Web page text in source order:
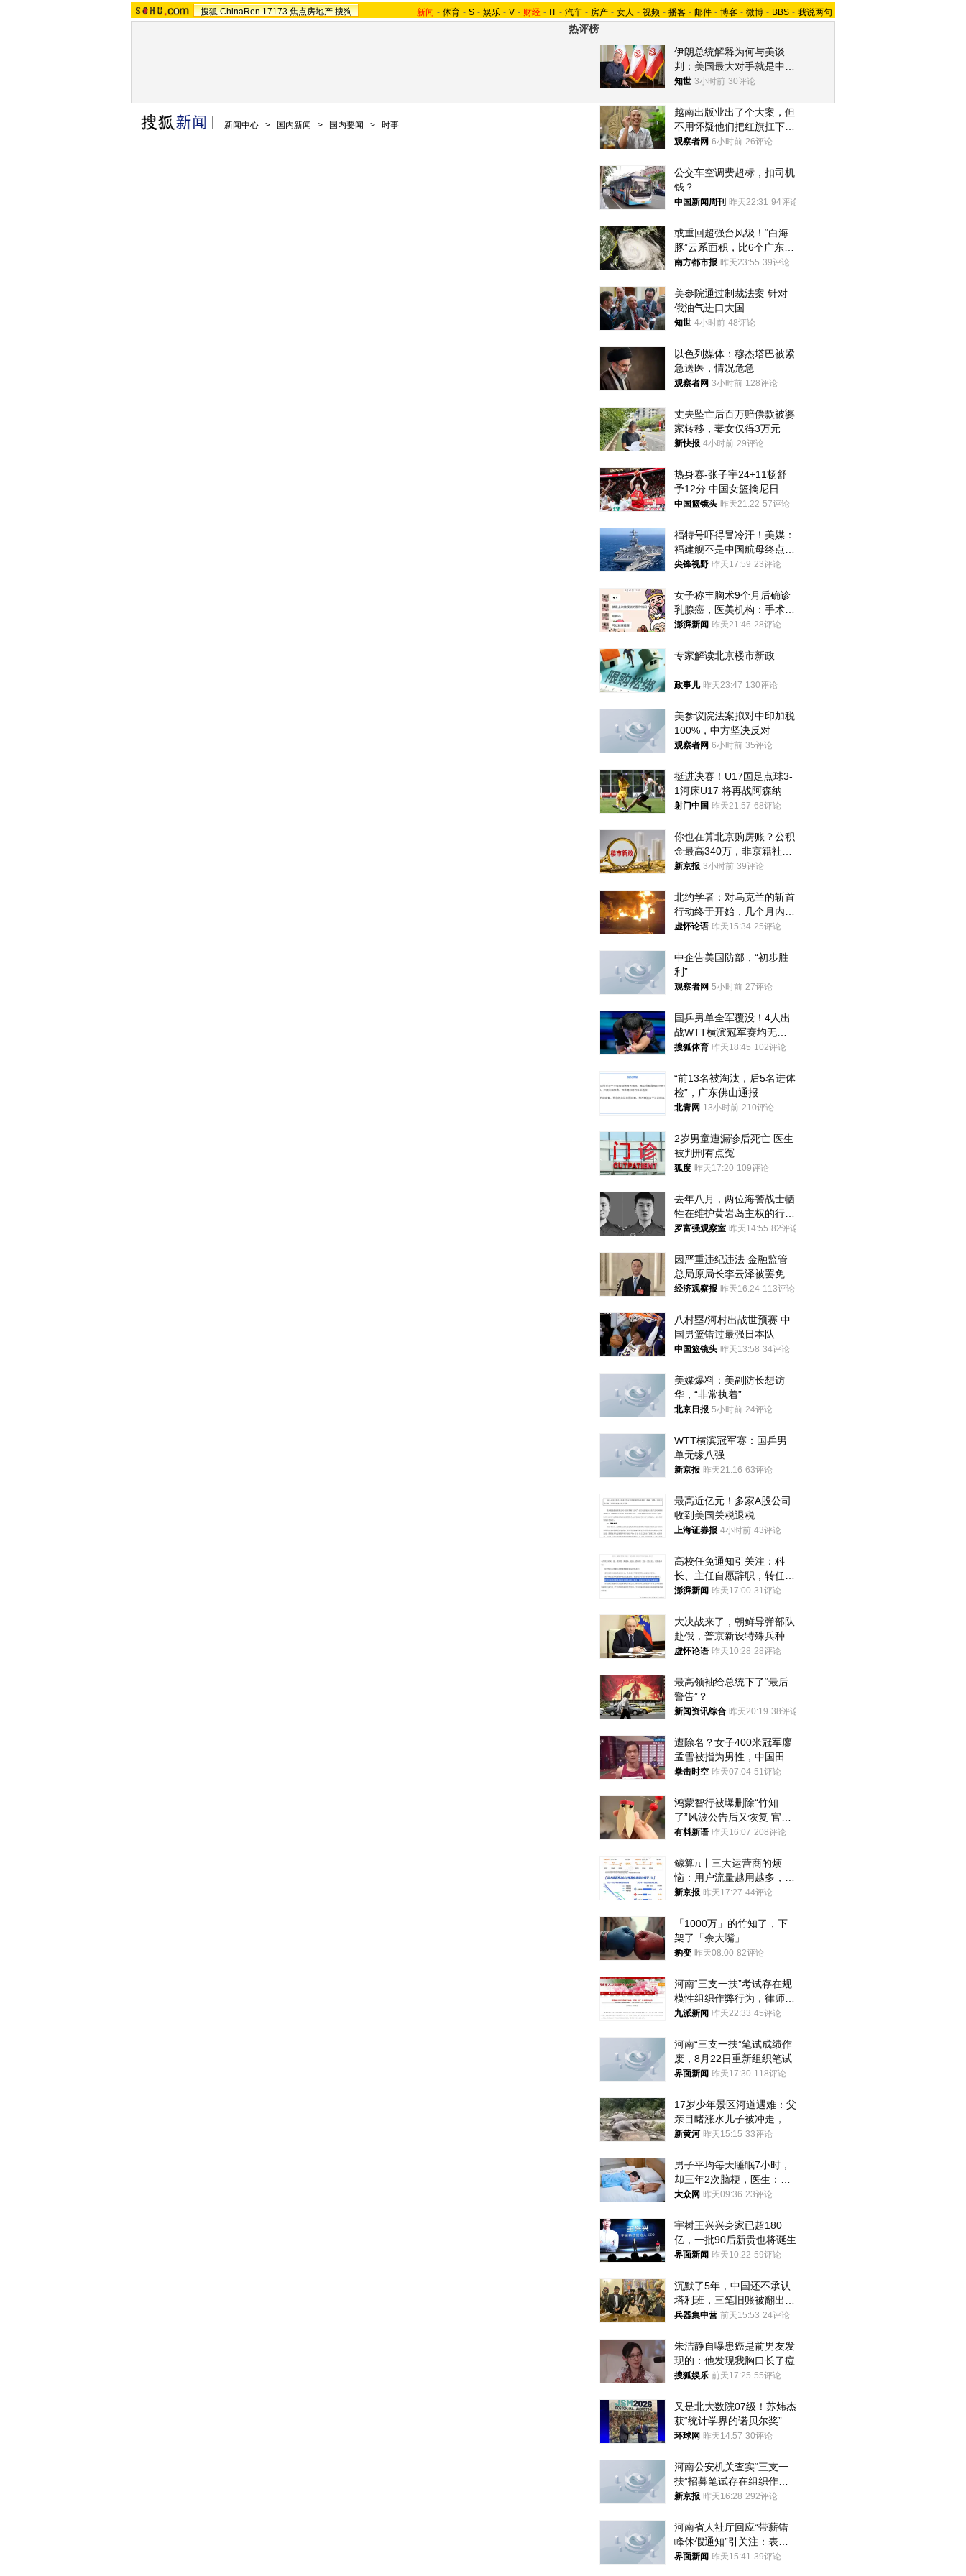
搜狐 ChinaRen 17173 焦点房地产 搜狗 新闻 - 体育 - S - 娱乐 - V - 财经 - IT - 汽车 - 房产 - 女人 - 视频 - 播客 - 邮件 - 博客 - 微博 - BBS - 我说两句
热评榜
伊朗总统解释为何与美谈
判：美国最大对手就是中
国，但他们也在对话
知世 3小时前 30评论
越南出版业出了个大案，但
不用怀疑他们把红旗扛下去
的决心
观察者网 6小时前 26评论
公交车空调费超标，扣司机
钱？
中国新闻周刊 昨天22:31 94评论
或重回超强台风级！“白海
豚”云系面积，比6个广东还
大！深圳官方：注意这件事
南方都市报 昨天23:55 39评论
美参院通过制裁法案 针对
俄油气进口大国
知世 4小时前 48评论
以色列媒体：穆杰塔巴被紧
急送医，情况危急
观察者网 3小时前 128评论
丈夫坠亡后百万赔偿款被婆
家转移，妻女仅得3万元
新快报 4小时前 29评论
热身赛-张子宇24+11杨舒
予12分 中国女篮擒尼日利
亚
中国篮镜头 昨天21:22 57评论
福特号吓得冒冷汗！美媒：
福建舰不是中国航母终点，
而是新起点！
尖锋视野 昨天17:59 23评论
女子称丰胸术9个月后确诊
乳腺癌，医美机构：手术不
可能引发癌症，建议走司法
澎湃新闻 昨天21:46 28评论
专家解读北京楼市新政
政事儿 昨天23:47 130评论
美参议院法案拟对中印加税
100%，中方坚决反对
观察者网 6小时前 35评论
挺进决赛！U17国足点球3-
1河床U17 将再战阿森纳
射门中国 昨天21:57 68评论
你也在算北京购房账？公积
金最高340万，非京籍社保
1年
新京报 3小时前 39评论
北约学者：对乌克兰的斩首
行动终于开始，几个月内乌
将投降
虚怀论语 昨天15:34 25评论
中企告美国防部，“初步胜
利”
观察者网 5小时前 27评论
国乒男单全军覆没！4人出
战WTT横滨冠军赛均无缘
八强
搜狐体育 昨天18:45 102评论
“前13名被淘汰，后5名进体
检”，广东佛山通报
北青网 13小时前 210评论
2岁男童遭漏诊后死亡 医生
被判刑有点冤
狐度 昨天17:20 109评论
去年八月，两位海警战士牺
牲在维护黄岩岛主权的行动
中
罗富强观察室 昨天14:55 82评论
因严重违纪违法 金融监管
总局原局长李云泽被罢免全
国人大代表
经济观察报 昨天16:24 113评论
八村塁/河村出战世预赛 中
国男篮错过最强日本队
中国篮镜头 昨天13:58 34评论
美媒爆料：美副防长想访
华，“非常执着”
北京日报 5小时前 24评论
WTT横滨冠军赛：国乒男
单无缘八强
新京报 昨天21:16 63评论
最高近亿元！多家A股公司
收到美国关税退税
上海证券报 4小时前 43评论
高校任免通知引关注：科
长、主任自愿辞职，转任思
政辅导员
澎湃新闻 昨天17:00 31评论
大决战来了，朝鲜导弹部队
赴俄，普京新设特殊兵种，
76岁老将扛旗
虚怀论语 昨天10:28 28评论
最高领袖给总统下了“最后
警告”？
新闻资讯综合 昨天20:19 38评论
遭除名？女子400米冠军廖
孟雪被指为男性，中国田协
默不作声
拳击时空 昨天07:04 51评论
鸿蒙智行被曝删除“竹知
了”风波公告后又恢复 官媒
曾力挺：劝华为要大度的，
有料新语 昨天16:07 208评论
鲸算π丨三大运营商的烦
恼：用户流量越用越多，收
入却越来越少
新京报 昨天17:27 44评论
「1000万」的竹知了，下
架了「余大嘴」
豹变 昨天08:00 82评论
河南“三支一扶”考试存在规
模性组织作弊行为，律师：
涉嫌非法获取国家秘密罪等
九派新闻 昨天22:33 45评论
河南“三支一扶”笔试成绩作
废，8月22日重新组织笔试
界面新闻 昨天17:30 118评论
17岁少年景区河道遇难：父
亲目睹涨水儿子被冲走，当
地排除上游泄洪，家属盼厘
新黄河 昨天15:15 33评论
男子平均每天睡眠7小时，
却三年2次脑梗，医生：这
样睡觉更伤身
大众网 昨天09:36 23评论
宇树王兴兴身家已超180
亿，一批90后新贵也将诞生
界面新闻 昨天10:22 59评论
沉默了5年，中国还不承认
塔利班，三笔旧账被翻出，
最大风险出现
兵器集中营 前天15:53 24评论
朱洁静自曝患癌是前男友发
现的：他发现我胸口长了痘
搜狐娱乐 前天17:25 55评论
又是北大数院07级！苏炜杰
获“统计学界的诺贝尔奖”
环球网 昨天14:57 30评论
河南公安机关查实“三支一
扶”招募笔试存在组织作弊
犯罪行为
新京报 昨天16:28 292评论
河南省人社厅回应“带薪错
峰休假通知”引关注：表述
不够准确，待修改后印发
界面新闻 昨天15:41 39评论
新闻中心 > 国内新闻 > 国内要闻 > 时事